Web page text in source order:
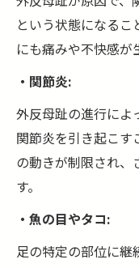
という状態になる
にも痛みや不快感が
・関節炎:
外反母趾の進行によ
関節炎を引き起こす
の動きが制限され、
す。
・魚の目やタコ:
足の特定の部位に継